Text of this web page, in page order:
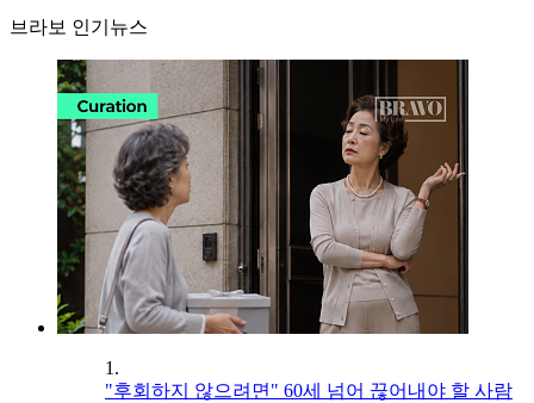
브라보 인기뉴스
1.
"후회하지 않으려면" 60세 넘어 끊어내야 할 사람